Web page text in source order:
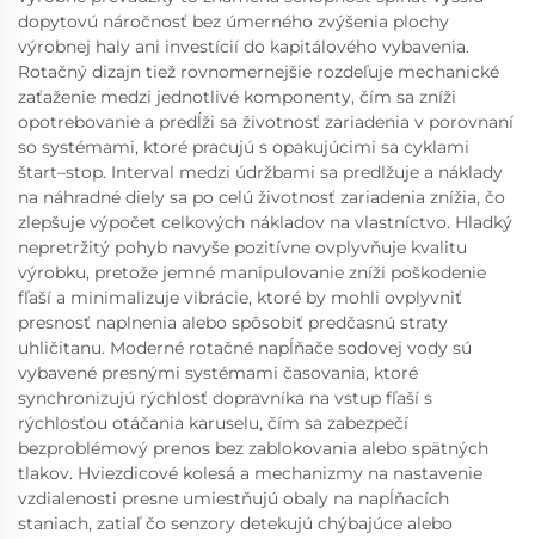
dopytovú náročnosť bez úmerného zvýšenia plochy
výrobnej haly ani investícií do kapitálového vybavenia.
Rotačný dizajn tiež rovnomernejšie rozdeľuje mechanické
zaťaženie medzi jednotlivé komponenty, čím sa zníži
opotrebovanie a predĺži sa životnosť zariadenia v porovnaní
so systémami, ktoré pracujú s opakujúcimi sa cyklami
štart–stop. Interval medzi údržbami sa predlžuje a náklady
na náhradné diely sa po celú životnosť zariadenia znížia, čo
zlepšuje výpočet celkových nákladov na vlastníctvo. Hladký
nepretržitý pohyb navyše pozitívne ovplyvňuje kvalitu
výrobku, pretože jemné manipulovanie zníži poškodenie
fľaší a minimalizuje vibrácie, ktoré by mohli ovplyvniť
presnosť naplnenia alebo spôsobiť predčasnú stratу
uhličitanu. Moderné rotačné napĺňače sodovej vody sú
vybavené presnými systémami časovania, ktoré
synchronizujú rýchlosť dopravníka na vstup fľaší s
rýchlosťou otáčania karuselu, čím sa zabezpečí
bezproblémový prenos bez zablokovania alebo spätných
tlakov. Hviezdicové kolesá a mechanizmy na nastavenie
vzdialenosti presne umiestňujú obaly na napĺňacích
staniach, zatiaľ čo senzory detekujú chýbajúce alebo